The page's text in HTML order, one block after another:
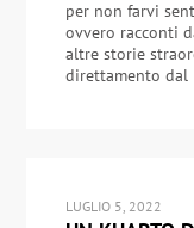
per non farvi
ovvero racconti
altre storie
direttamento dal
LUGLIO 5, 2022